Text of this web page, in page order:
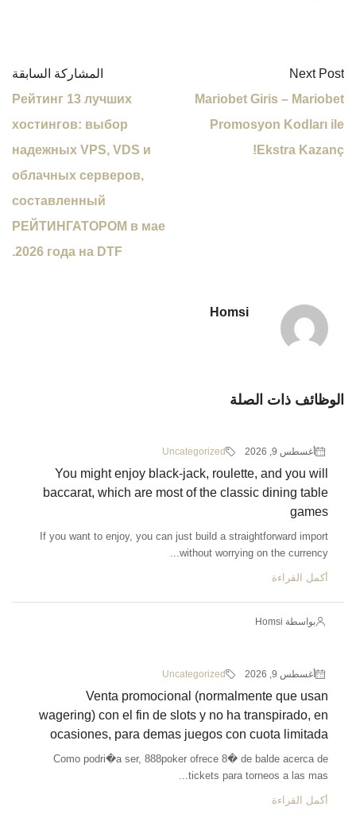
المشاركة السابقة
Рейтинг 13 лучших
хостингов: выбор
надежных VPS, VDS и
облачных серверов,
составленный
РЕЙТИНГАТОРОМ в мае
2026 года на DTF.
Next Post
Mariobet Giris – Mariobet
Promosyon Kodları ile
Ekstra Kazanç!
Homsi
الوظائف ذات الصلة
أغسطس 9, 2026 Uncategorized
You might enjoy black-jack, roulette, and you will
baccarat, which are most of the classic dining table
games
If you want to enjoy, you can just build a straightforward import
without worrying on the currency...
أكمل القراءة
بواسطة Homsi
أغسطس 9, 2026 Uncategorized
Venta promocional (normalmente que usan
wagering) con el fin de slots y no ha transpirado, en
ocasiones, para demas juegos con cuota limitada
Como podri�a ser, 888poker ofrece 8� de balde acerca de
tickets para torneos a las mas...
أكمل القراءة